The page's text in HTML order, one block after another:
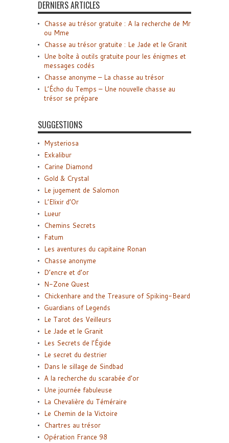
DERNIERS ARTICLES
Chasse au trésor gratuite : A la recherche de Mr
ou Mme
Chasse au trésor gratuite : Le Jade et le Granit
Une boîte à outils gratuite pour les énigmes et
messages codés
Chasse anonyme – La chasse au trésor
L’Écho du Temps – Une nouvelle chasse au
trésor se prépare
SUGGESTIONS
Mysteriosa
Exkalibur
Carine Diamond
Gold & Crystal
Le jugement de Salomon
L’Elixir d’Or
Lueur
Chemins Secrets
Fatum
Les aventures du capitaine Ronan
Chasse anonyme
D’encre et d’or
N-Zone Quest
Chickenhare and the Treasure of Spiking-Beard
Guardians of Legends
Le Tarot des Veilleurs
Le Jade et le Granit
Les Secrets de l’Égide
Le secret du destrier
Dans le sillage de Sindbad
A la recherche du scarabée d’or
Une journée fabuleuse
La Chevalière du Téméraire
Le Chemin de la Victoire
Chartres au trésor
Opération France 98